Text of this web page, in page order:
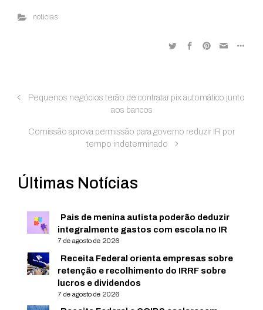
noticias
Pequenos negócios terão de contratar pix automático junto
aos bancos
Comissão aprova permissão para governo reduzir IR por
tempo indeterminado
Últimas Notícias
Pais de menina autista poderão deduzir
integralmente gastos com escola no IR
7 de agosto de 2026
Receita Federal orienta empresas sobre
retenção e recolhimento do IRRF sobre
lucros e dividendos
7 de agosto de 2026